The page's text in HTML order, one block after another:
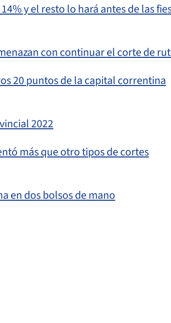
y el resto lo hará antes de las
con continuar el corte de
20 puntos de la capital correntina
2022
más que otro tipos de cortes
en dos bolsos de mano